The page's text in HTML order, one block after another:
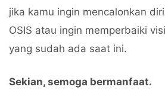
jika kamu ingin mencalonkan
OSIS atau ingin memperbaiki
yang sudah ada saat ini.
Sekian, semoga bermanfaat.